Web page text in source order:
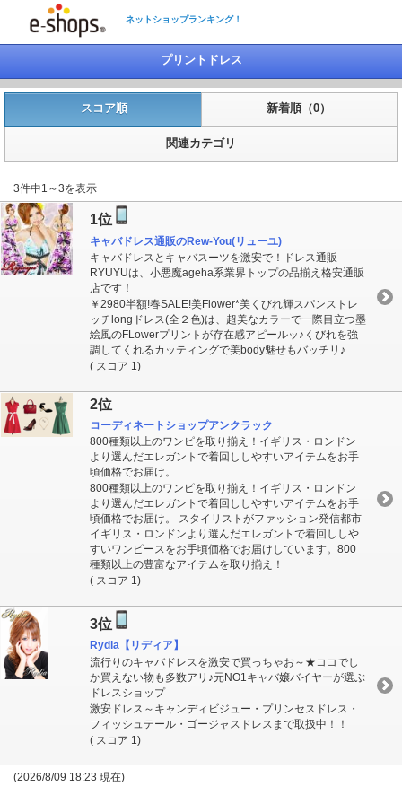
ネットショップランキング！
プリントドレス
スコア順 新着順（0）
関連カテゴリ
3件中1～3を表示
1位
キャバドレス通販のRew-You(リューユ)
キャバドレスとキャバスーツを激安で！ドレス通販
RYUYUは、小悪魔ageha系業界トップの品揃え格安通販
店です！
￥2980半額!春SALE!美Flower*美くびれ輝スパンストレ
ッチlongドレス(全２色)は、超美なカラーで一際目立つ墨
絵風のFLowerプリントが存在感アピールッ♪くびれを強
調してくれるカッティングで美body魅せもバッチリ♪
( スコア 1)
2位
コーディネートショップアンクラック
800種類以上のワンピを取り揃え！イギリス・ロンドン
より選んだエレガントで着回ししやすいアイテムをお手
頃価格でお届け。
800種類以上のワンピを取り揃え！イギリス・ロンドン
より選んだエレガントで着回ししやすいアイテムをお手
頃価格でお届け。 スタイリストがファッション発信都市
イギリス・ロンドンより選んだエレガントで着回ししや
すいワンピースをお手頃価格でお届けしています。800
種類以上の豊富なアイテムを取り揃え！
( スコア 1)
3位
Rydia【リディア】
流行りのキャバドレスを激安で買っちゃお～★ココでし
か買えない物も多数アリ♪元NO1キャバ嬢バイヤーが選ぶ
ドレスショップ
激安ドレス～キャンディビジュー・プリンセスドレス・
フィッシュテール・ゴージャスドレスまで取扱中！！
( スコア 1)
(2026/8/09 18:23 現在)